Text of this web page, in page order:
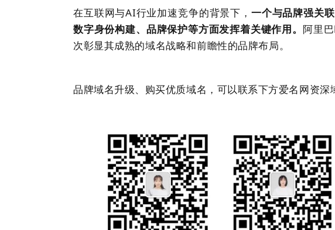
在互联网与AI行业加速竞争的背景下， 一个与品牌强关
数字身份构建、品牌保护等方面发挥着关键作用。 阿里
次彰显其成熟的域名战略和前瞻性的品牌布局。
品牌域名升级、购买优质域名 ，可以联系下方爱名网资深